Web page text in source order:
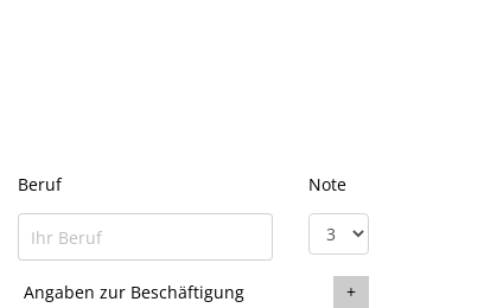
Beruf Note
Angaben zur Beschäftigung